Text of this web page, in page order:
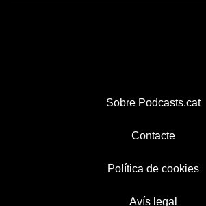
Sobre Podcasts.cat
Contacte
Política de cookies
Avís legal